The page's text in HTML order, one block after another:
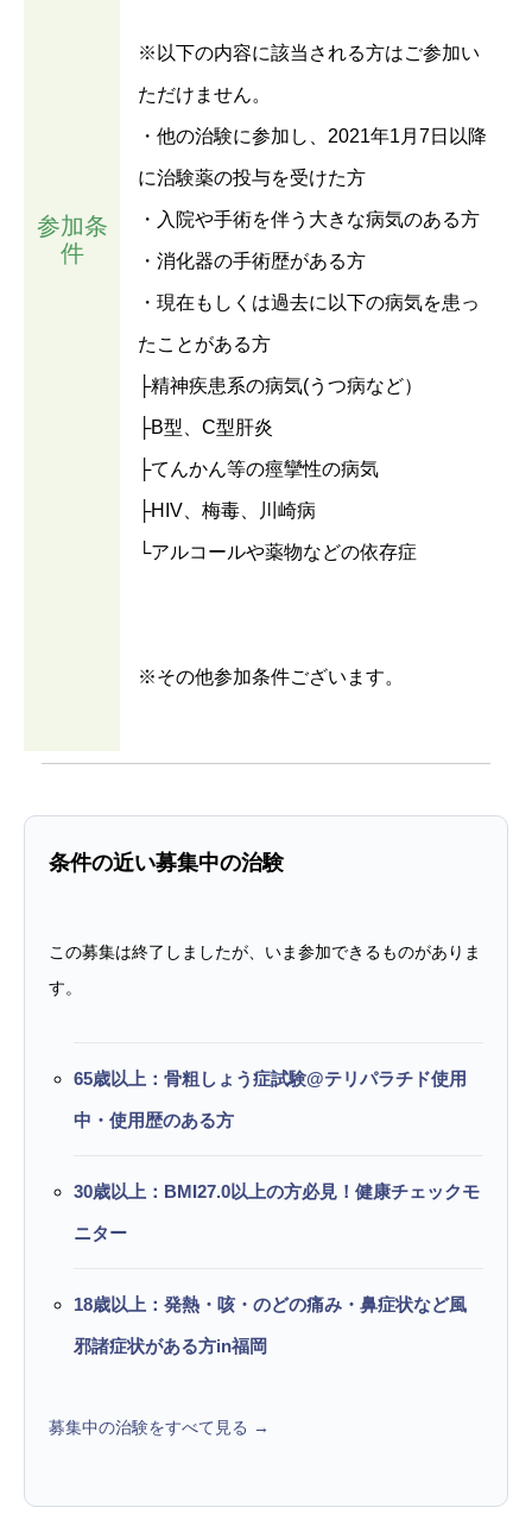
参加条
件
※以下の内容に該当される方はご参加い
ただけません。
・他の治験に参加し、2021年1月7日以降
に治験薬の投与を受けた方
・入院や手術を伴う大きな病気のある方
・消化器の手術歴がある方
・現在もしくは過去に以下の病気を患っ
たことがある方
├精神疾患系の病気(うつ病など）
├B型、C型肝炎
├てんかん等の痙攣性の病気
├HIV、梅毒、川崎病
└アルコールや薬物などの依存症
※その他参加条件ございます。
条件の近い募集中の治験
この募集は終了しましたが、いま参加できるものがありま
す。
65歳以上：骨粗しょう症試験@テリパラチド使用
中・使用歴のある方
30歳以上：BMI27.0以上の方必見！健康チェックモ
ニター
18歳以上：発熱・咳・のどの痛み・鼻症状など風
邪諸症状がある方in福岡
募集中の治験をすべて見る →